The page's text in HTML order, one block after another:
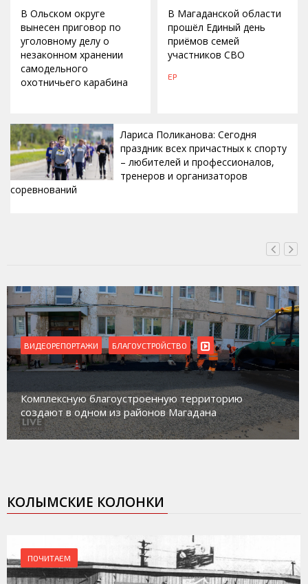
В Ольском округе
вынесен приговор по
уголовному делу о
незаконном хранении
самодельного
охотничьего карабина
В Магаданской области
прошёл Единый день
приёмов семей
участников СВО
ЕР
Лариса Поликанова: Сегодня
праздник всех причастных к спорту
– любителей и профессионалов,
тренеров и организаторов
соревнований
ВИДЕОРЕПОРТАЖИ БЛАГОУСТРОЙСТВО
Комплексную благоустроенную территорию
создают в одном из районов Магадана
КОЛЫМСКИЕ КОЛОНКИ
ПОЧИТАЕМ